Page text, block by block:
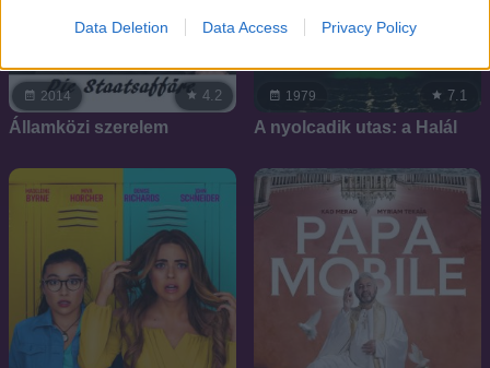
Data Deletion Data Access Privacy Policy
2014 4.2
Államközi szerelem
1979 7.1
A nyolcadik utas: a Halál